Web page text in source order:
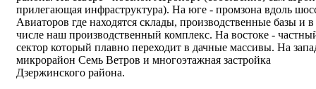
прилегающая инфраструктура). На юге - промзона вдоль
Авиаторов где находятся склады, производственные базы и
числе наш производственный комплекс. На востоке -
сектор который плавно переходит в дачные массивы. На
микрорайон Семь Ветров и многоэтажная застройка
Дзержинского района.